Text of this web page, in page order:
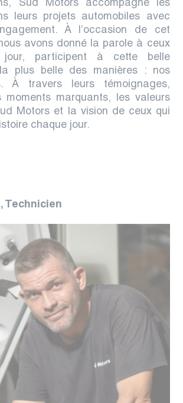
Sud Motors accompagne les
leurs projets automobiles avec
À l’occasion de cet
avons donné la parole à ceux
jour, participent à cette belle
plus belle des manières : nos
À travers leurs témoignages,
moments marquants, les valeurs
Motors et la vision de ceux qui
chaque jour.
Technicien